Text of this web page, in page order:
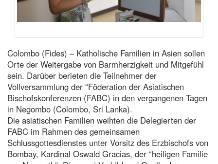
Colombo (Fides) – Katholische Familien in Asien sollen
Orte der Weitergabe von Barmherzigkeit und Mitgefühl
sein. Darüber berieten die Teilnehmer der
Vollversammlung der “Föderation der Asiatischen
Bischofskonferenzen (FABC) in den vergangenen Tagen
in Negombo (Colombo, Sri Lanka).
Die asiatischen Familien weihten die Delegierten der
FABC im Rahmen des gemeinsamen
Schlussgottesdienstes unter Vorsitz des Erzbischofs von
Bombay, Kardinal Oswald Gracias, der “heiligen Familie